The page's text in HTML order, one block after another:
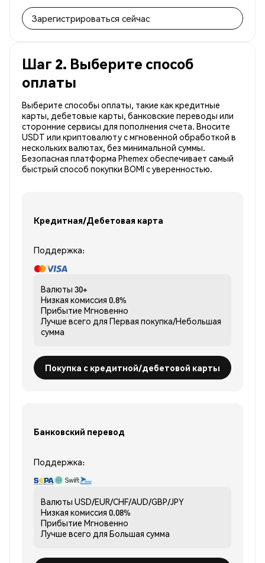
Зарегистрироваться сейчас
Шаг 2. Выберите способ
оплаты
Выберите способы оплаты, такие как кредитные
карты, дебетовые карты, банковские переводы или
сторонние сервисы для пополнения счета. Вносите
USDT или криптовалюту с мгновенной обработкой в
нескольких валютах, без минимальной суммы.
Безопасная платформа Phemex обеспечивает самый
быстрый способ покупки BOMI с уверенностью.
Кредитная/Дебетовая карта
Поддержка:
Валюты 30+
Низкая комиссия 0.8%
Прибытие Мгновенно
Лучше всего для Первая покупка/Небольшая
сумма
Покупка с кредитной/дебетовой карты
Банковский перевод
Поддержка:
Валюты USD/EUR/CHF/AUD/GBP/JPY
Низкая комиссия 0.08%
Прибытие Мгновенно
Лучше всего для Большая сумма